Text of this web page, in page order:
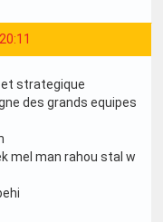
et strategique
des grands equipes
mel man rahou stal w